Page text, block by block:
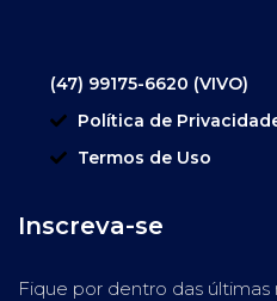
(47) 99175-6620 (VIVO)
Política de
Termos de Uso
Inscreva-se
Fique por dentro das últimas